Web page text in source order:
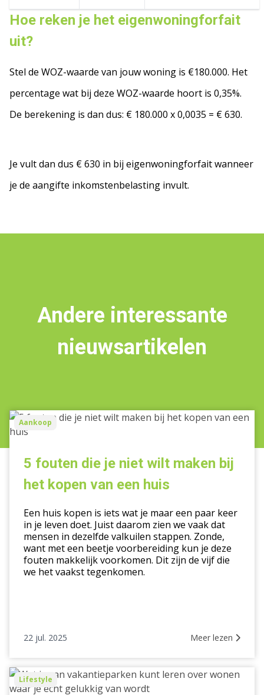
Hoe reken je het eigenwoningforfait
uit?
Stel de WOZ-waarde van jouw woning is €180.000. Het
percentage wat bij deze WOZ-waarde hoort is 0,35%.
De berekening is dan dus: € 180.000 x 0,0035 = € 630.
Je vult dan dus € 630 in bij eigenwoningforfait wanneer
je de aangifte inkomstenbelasting invult.
Andere interessante
nieuwsartikelen
5
fouten
die
kopen
van
een
Aankoop
5 fouten die je niet wilt maken bij
het kopen van een huis
Een huis kopen is iets wat je maar een paar keer
in je leven doet. Juist daarom zien we vaak dat
mensen in dezelfde valkuilen stappen. Zonde,
want met een beetje voorbereiding kun je deze
fouten makkelijk voorkomen. Dit zijn de vijf die
we het vaakst tegenkomen.
22 jul. 2025 Meer lezen
Wat
je
Lifestyle